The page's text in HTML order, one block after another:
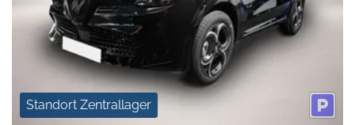
Standort Zentrallager